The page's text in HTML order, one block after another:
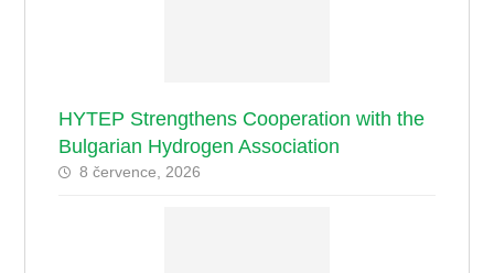
HYTEP Strengthens Cooperation with the
Bulgarian Hydrogen Association
8 července, 2026